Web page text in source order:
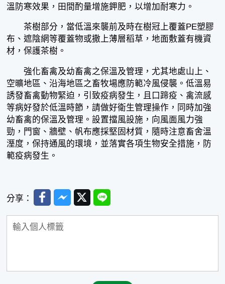
溫防寒效果，田間酌量增施鉀肥，以增加耐寒力。
茶樹部分，當低溫來襲前及時在樹冠上覆蓋PE塑膠
布、遮陰網等覆蓋物或撒上薄層稻草，地面敷蓋有機資
材，保護茶樹。
強化畜禽及幼畜禽之保溫及管理，尤其地處山上、
空曠地區、沿海地區之畜牧場應防範冷風侵襲。低溫易
誘發畜禽動物緊迫，引致疫病發生，且口蹄疫、禽流感
等病好發於低溫時節，請做好衛生管理操作，同時加強
幼畜禽的保溫及管理。設置擋風設施，向風面風力強
勁，門窗、牆壁、帆布應採堅固材質，隨時注意畜舍溫
溼度，保持通風的環境，並落實各項生物安全措施，防
範疫病發生。
分享： FacebookMessenger
TwitterLine